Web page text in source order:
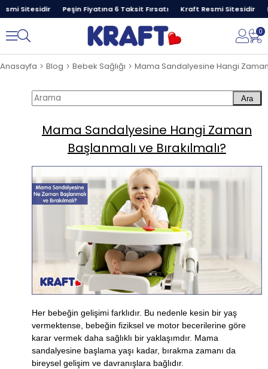
Sitesidir Peşin Fiyatına 6 Taksit Fırsatı Kraft Resmi Sitesidir
0
Anasayfa Blog Bebek Sağlığı
Ara
Mama Sandalyesine Hangi Zaman
Başlanmalı ve Bırakılmalı?
Her bebeğin gelişimi farklıdır. Bu nedenle kesin bir yaş
vermektense, bebeğin fiziksel ve motor becerilerine göre
karar vermek daha sağlıklı bir yaklaşımdır. Mama
sandalyesine başlama yaşı kadar, bırakma zamanı da
bireysel gelişim ve davranışlara bağlıdır.